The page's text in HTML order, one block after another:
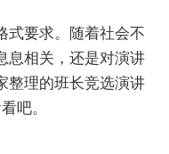
式要求。随着社会不
息相关，还是对演讲
整理的班长竞选演讲
吧。